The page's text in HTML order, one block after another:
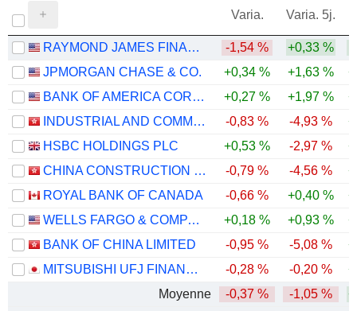
Varia. Varia. 5j.
RAYMOND JAMES FINANCIAL, INC. -1,54 % +0,33 %
JPMORGAN CHASE & CO.
+0,34 % +1,63 %
BANK OF AMERICA CORPORATION
+0,27 % +1,97 %
INDUSTRIAL AND COMMERCIAL BANK OF CHINA LIMITED
-0,83 % -4,93 %
HSBC HOLDINGS PLC
+0,53 % -2,97 %
CHINA CONSTRUCTION BANK CORPORATION
-0,79 % -4,56 %
ROYAL BANK OF CANADA
-0,66 % +0,40 %
WELLS FARGO & COMPANY
+0,18 % +0,93 %
BANK OF CHINA LIMITED
-0,95 % -5,08 %
MITSUBISHI UFJ FINANCIAL GROUP, INC.
-0,28 % -0,20 %
Moyenne
-0,37 % -1,05 %